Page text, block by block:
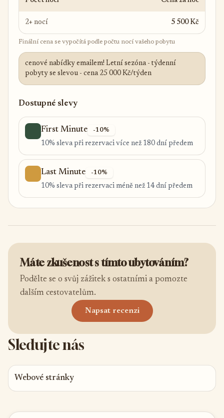
2+ nocí 5 500 Kč
Finální cena se vypočítá podle počtu nocí vašeho pobytu
cenové nabídky emailem! Letní sezóna - týdenní
pobyty se slevou - cena 25 000 Kč/týden
Dostupné slevy
First Minute -10%
10% sleva při rezervaci více než 180 dní předem
Last Minute -10%
10% sleva při rezervaci méně než 14 dní předem
Máte zkušenost s tímto ubytováním?
Podělte se o svůj zážitek s ostatními a pomozte
dalším cestovatelům.
Napsat recenzi
Sledujte nás
Webové stránky